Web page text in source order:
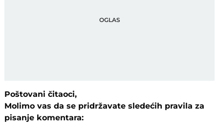
Poštovani čitaoci,
Molimo vas da se pridržavate sledećih pravila za
pisanje komentara: